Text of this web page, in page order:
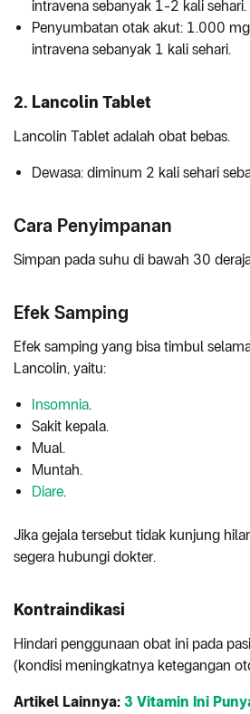
intravena sebanyak 1-2 kali sehari.
Penyumbatan otak akut: 1.000
intravena sebanyak 1 kali sehari.
2. Lancolin Tablet
Lancolin Tablet adalah obat bebas.
Dewasa: diminum 2 kali sehari
Cara Penyimpanan
Simpan pada suhu di bawah 30
Efek Samping
Efek samping yang bisa timbul
Lancolin, yaitu:
Insomnia.
Sakit kepala.
Mual.
Muntah.
Diare.
Jika gejala tersebut tidak kunjung
segera hubungi dokter.
Kontraindikasi
Hindari penggunaan obat ini pada
(kondisi meningkatnya ketegangan
Artikel Lainnya: 3 Vitamin Ini